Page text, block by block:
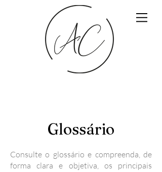
Glossário
Consulte o glossário e compreenda, de
forma clara e objetiva, os principais